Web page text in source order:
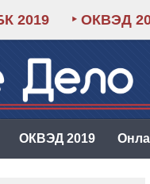
2019 ‣ ОКВЭД
ОКВЭД 2019